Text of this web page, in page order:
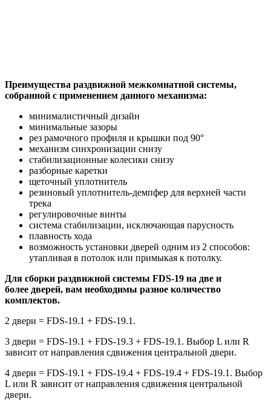
Преимущества раздвижной межкомнатной системы,
собранной с применением данного механизма:
минималистичный дизайн
минимальные зазоры
рез рамочного профиля и крышки под 90°
механизм синхронизации снизу
стабилизационные колесики снизу
разборные каретки
щеточный уплотнитель
резиновый уплотнитель-демпфер для верхней части
трека
регулировочные винты
система стабилизации, исключающая парусность
плавность хода
возможность установки дверей одним из 2 способов:
утапливая в потолок или примыкая к потолку.
Для сборки раздвижной системы FDS-19 на две и
более дверей, вам необходимы разное количество
комплектов.
2 двери = FDS-19.1 + FDS-19.1.
3 двери = FDS-19.1 + FDS-19.3 + FDS-19.1. Выбор L или R
зависит от направления сдвижения центральной двери.
4 двери = FDS-19.1 + FDS-19.4 + FDS-19.4 + FDS-19.1. Выбор
L или R зависит от направления сдвижения центральной
двери.